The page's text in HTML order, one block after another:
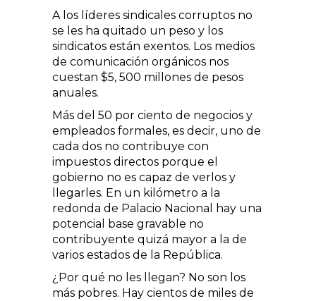
A los líderes sindicales corruptos no
se les ha quitado un peso y los
sindicatos están exentos. Los medios
de comunicación orgánicos nos
cuestan $5, 500 millones de pesos
anuales.
Más del 50 por ciento de negocios y
empleados formales, es decir, uno de
cada dos no contribuye con
impuestos directos porque el
gobierno no es capaz de verlos y
llegarles. En un kilómetro a la
redonda de Palacio Nacional hay una
potencial base gravable no
contribuyente quizá mayor a la de
varios estados de la República.
¿Por qué no les llegan? No son los
más pobres. Hay cientos de miles de